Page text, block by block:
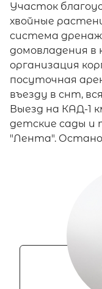
Участок
хвойные
система
домовладения в
организация
посуточная
въезду в снт,
Выезд на КАД-1
детские сады и
"Лента".